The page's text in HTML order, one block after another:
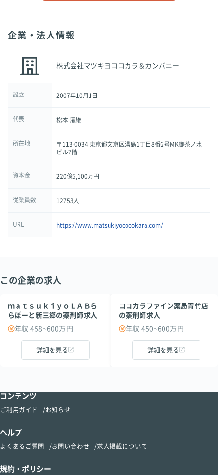
企業・法人情報
株式会社マツキヨココカラ＆カンパニー
設立 2007年10月1日
代表 松本 清雄
所在地
〒113-0034 東京都文京区湯島1丁目8番2号MK御茶ノ水
ビル7階
資本金 220億5,100万円
従業員数 12753人
URL https://www.matsukiyococokara.com/
この企業の求人
ｍａｔｓｕｋｉｙｏＬＡＢら
らぽーと新三郷の薬剤師求人
年収 458~600万円
詳細を見る
ココカラファイン薬局青竹店
の薬剤師求人
年収 450~600万円
詳細を見る
コンテンツ
ご利用ガイド お知らせ
ヘルプ
よくあるご質問 お問い合わせ 求人掲載について
規約・ポリシー